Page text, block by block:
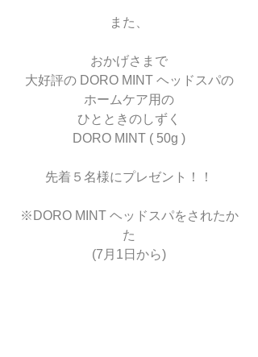
また、
おかげさまで
大好評の DORO MINT ヘッドスパの
ホームケア用の
ひとときのしずく
DORO MINT ( 50g )
先着５名様にプレゼント！！
※DORO MINT ヘッドスパをされたか
た
(7月1日から)